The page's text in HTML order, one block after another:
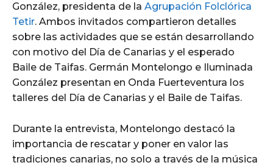
González, presidenta de la Agrupación Folclórica
Tetir. Ambos invitados compartieron detalles
sobre las actividades que se están desarrollando
con motivo del Día de Canarias y el esperado
Baile de Taifas. Germán Montelongo e Iluminada
González presentan en Onda Fuerteventura los
talleres del Día de Canarias y el Baile de Taifas.
Durante la entrevista, Montelongo destacó la
importancia de rescatar y poner en valor las
tradiciones canarias, no solo a través de la música